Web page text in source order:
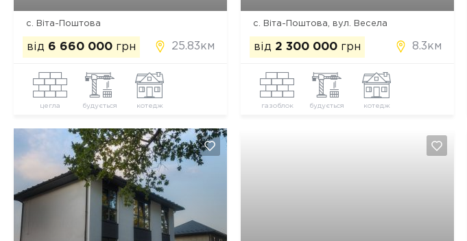
с. Віта-Поштова
від 6 660 000 грн 25.83км
цегла будується котедж
с. Віта-Поштова, вул. Весела
від 2 300 000 грн 8.3км
газоблок будується котедж